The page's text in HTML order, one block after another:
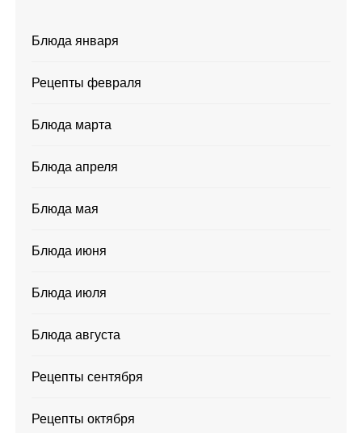
Блюда января
Рецепты февраля
Блюда марта
Блюда апреля
Блюда мая
Блюда июня
Блюда июля
Блюда августа
Рецепты сентября
Рецепты октября